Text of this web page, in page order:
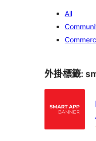
All
外掛標籤: